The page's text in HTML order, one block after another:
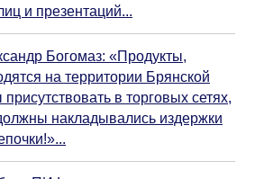
и презентаций...
Богомаз: «Продукты,
на территории Брянской
в торговых сетях,
накладывались издержки